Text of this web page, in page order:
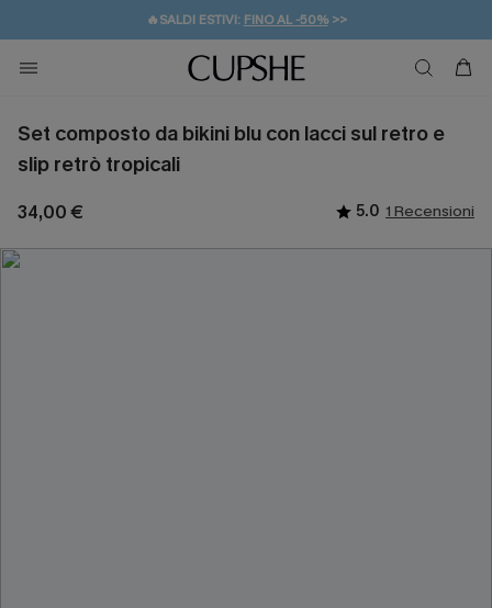
🔥SALDI ESTIVI: FINO AL -50%>>
🚚SPEDIZIONE GRATUITA DA 49€
💌REGALO PER I NUOVI: 20% DI SCONTO*
Set composto da bikini blu con lacci sul retro e
slip retrò tropicali
34,00 € 5.0 1 Recensioni